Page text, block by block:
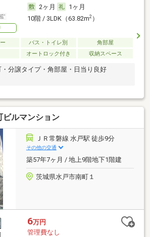
2ヶ月
1ヶ月
10階 / 3LDK（63.82m2）
バス・トイレ別
角部屋
オートロック付き 収納スペース
・分譲タイプ・角部屋・日当り良好
ビルマンション
ＪＲ常磐線 水戸駅 徒歩9分
その他の交通
築57年7ヶ月 / 地上9階地下1階建
茨城県水戸市南町１
6万円
管理費なし